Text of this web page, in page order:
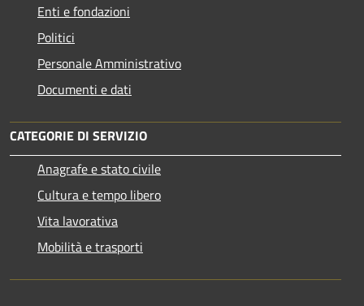
Enti e fondazioni
Politici
Personale Amministrativo
Documenti e dati
CATEGORIE DI SERVIZIO
Anagrafe e stato civile
Cultura e tempo libero
Vita lavorativa
Mobilità e trasporti